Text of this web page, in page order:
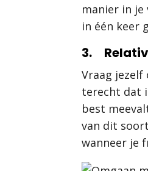
manier in je
in één keer
3.
Vraag
terecht dat
best
van dit
wanneer je